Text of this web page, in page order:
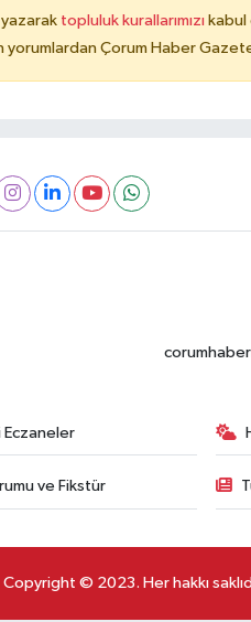
topluluk kurallarımızı kabul
yorumlardan Çorum Haber
Eczaneler
ve Fikstür
Copyright © 2023. Her hakkı